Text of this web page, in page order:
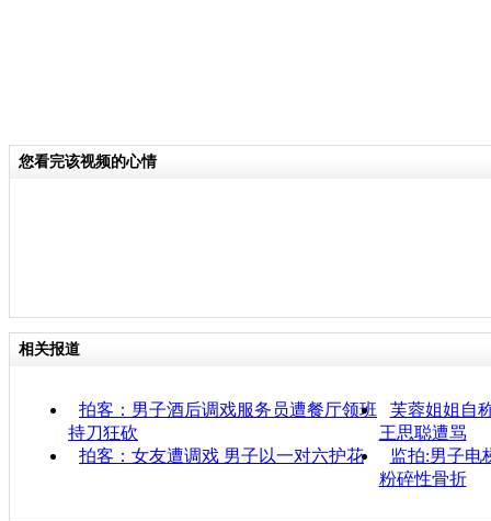
您看完该视频的心情
相关报道
拍客：男子酒后调戏服务员遭餐厅领班
持刀狂砍
芙蓉姐姐自
王思聪遭骂
拍客：女友遭调戏 男子以一对六护花
监拍:男子电
粉碎性骨折